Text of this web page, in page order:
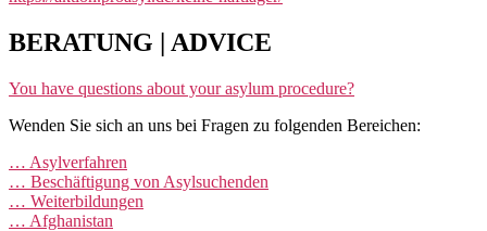
BERATUNG | ADVICE
You have questions about your asylum procedure?
Wenden Sie sich an uns bei Fragen zu folgenden Bereichen:
… Asylverfahren
… Beschäftigung von Asylsuchenden
… Weiterbildungen
… Afghanistan